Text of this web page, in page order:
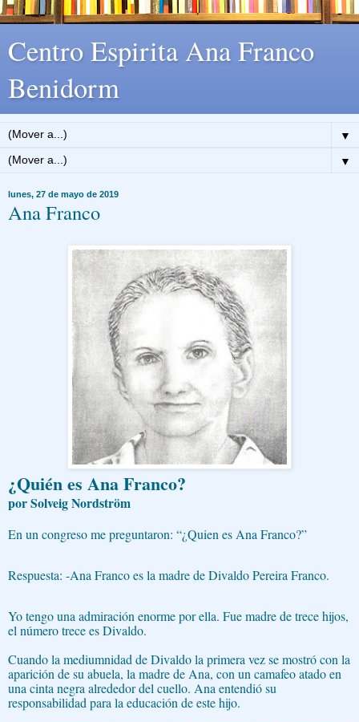
Centro Espirita Ana Franco
Benidorm
▼
▼
lunes, 27 de mayo de 2019
Ana Franco
¿Quién es Ana Franco?
por Solveig Nordström
En un congreso me preguntaron: “¿Quien es Ana Franco?”
Respuesta: -Ana Franco es la madre de Divaldo Pereira Franco.
Yo tengo una admiración enorme por ella. Fue madre de trece hijos,
el número trece es Divaldo.
Cuando la mediumnidad de Divaldo la primera vez se mostró con la
aparición de su abuela, la madre de Ana, con un camafeo atado en
una cinta negra alrededor del cuello. Ana entendió su
responsabilidad para la educación de este hijo.